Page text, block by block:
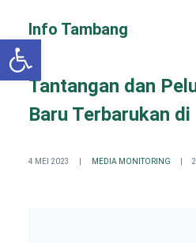
Info Tambang
Tantangan dan
Baru Terbarukan
4 MEI 2023 MEDIA MONITORING
Open toolbar